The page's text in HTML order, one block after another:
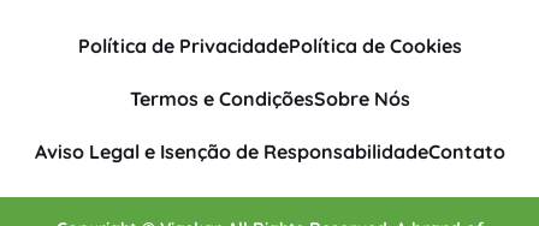
Política de PrivacidadePolítica de Cookies
Termos e CondiçõesSobre Nós
Aviso Legal e Isenção de ResponsabilidadeContato